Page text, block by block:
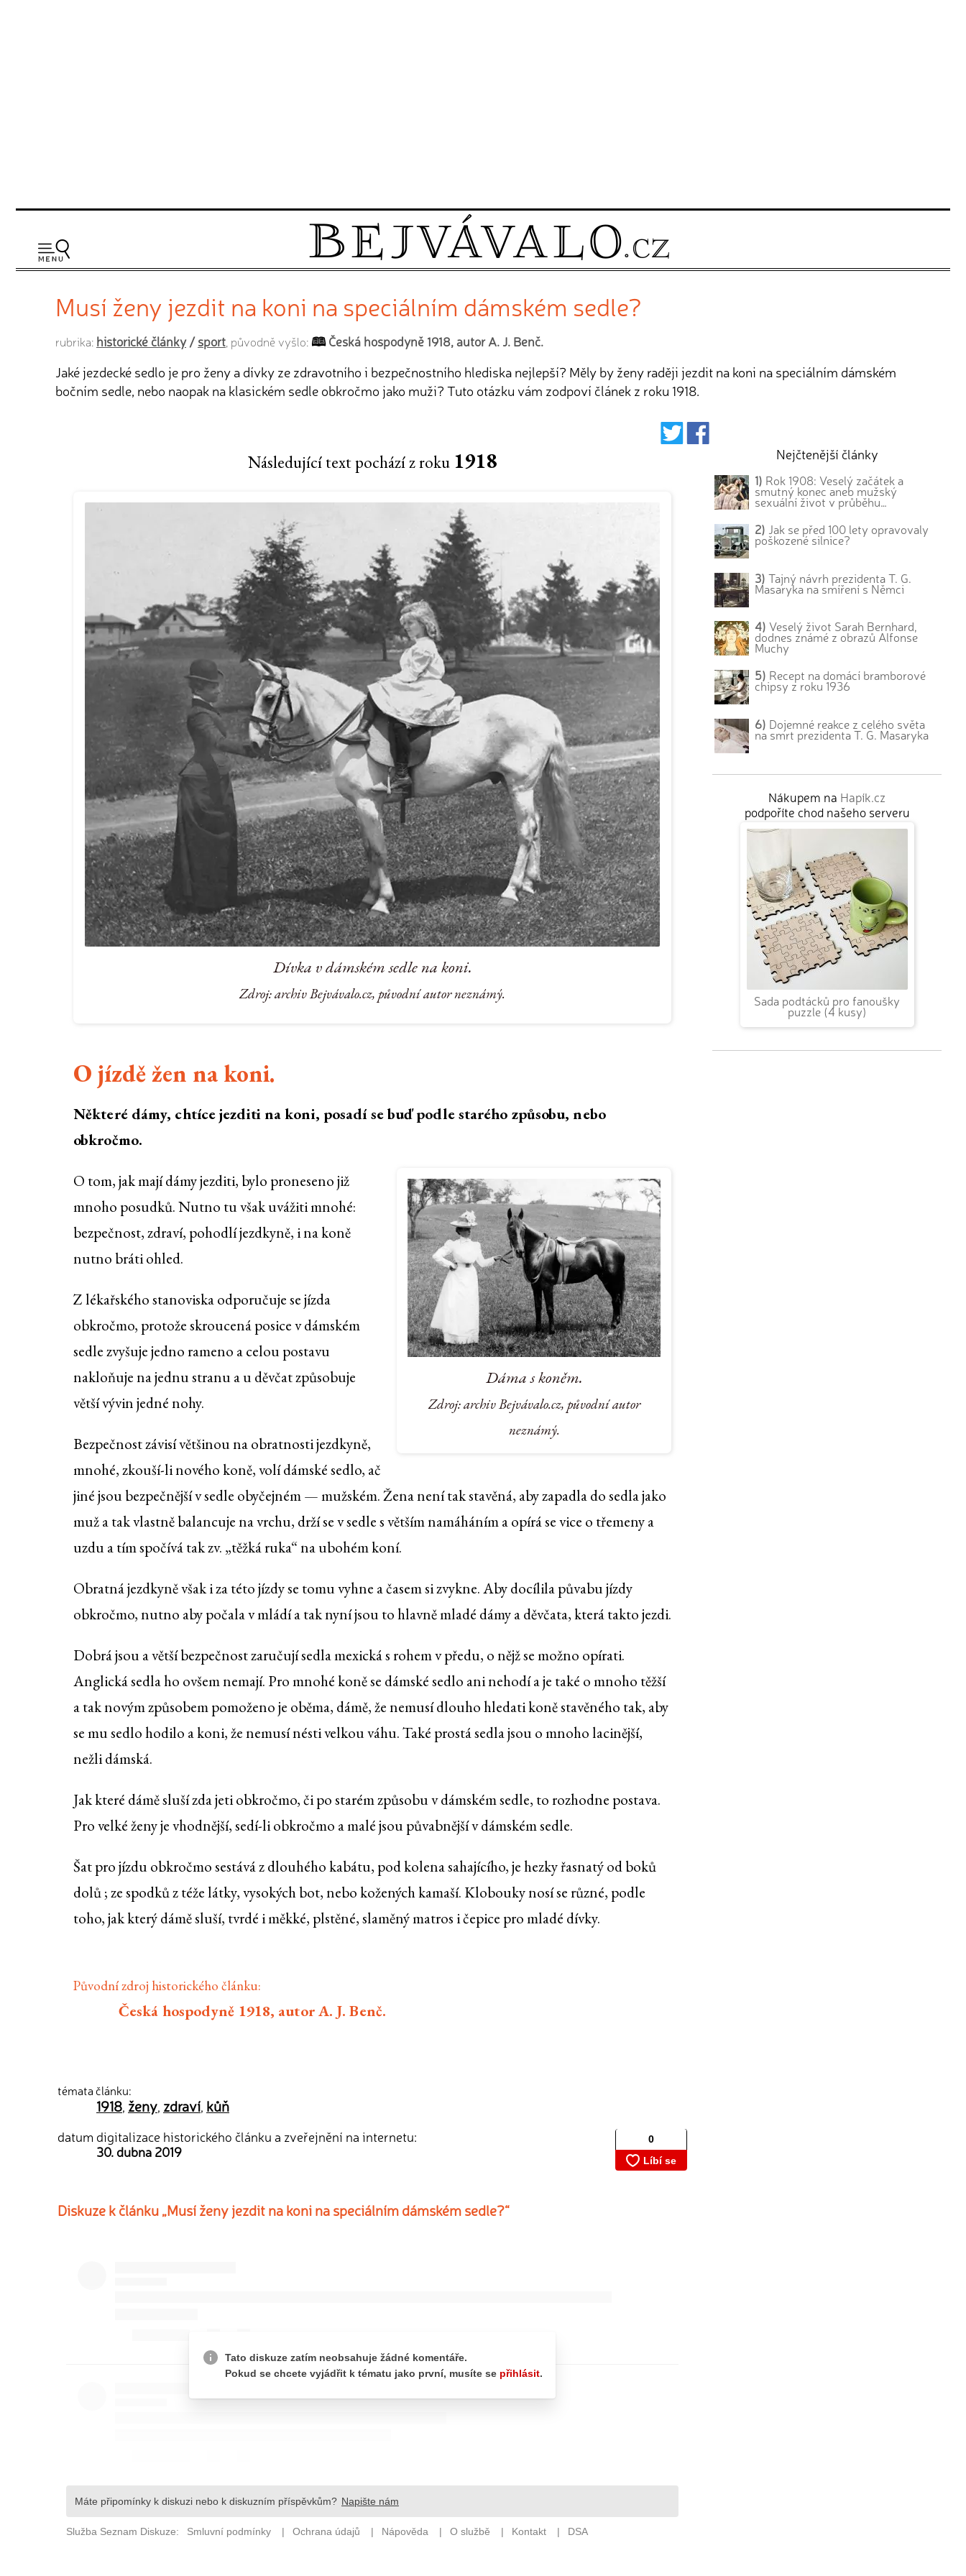
Musí ženy jezdit na koni na speciálním dámském sedle?
rubrika: historické články/sport , původně vyšlo: Česká hospodyně 1918, autor A. J. Benč.
Jaké jezdecké sedlo je pro ženy a dívky ze zdravotního i bezpečnostního hlediska nejlepší? Měly by ženy raději jezdit na koni na speciálním dámském
bočním sedle, nebo naopak na klasickém sedle obkročmo jako muži? Tuto otázku vám zodpoví článek z roku 1918.
Následující text pochází z roku 1918
Dívka v dámském sedle na koni.
Zdroj: archiv Bejvávalo.cz, původní autor neznámý.
O jízdě žen na koni.
Některé dámy, chtíce jezditi na koni, posadí se buď podle starého způsobu, nebo
obkročmo.
Dáma s koněm.
Zdroj: archiv Bejvávalo.cz, původní autor
neznámý.
O tom, jak mají dámy jezditi, bylo proneseno již
mnoho posudků. Nutno tu však uvážiti mnohé:
bezpečnost, zdraví, pohodlí jezdkyně, i na koně
nutno bráti ohled.
Z lékařského stanoviska odporučuje se jízda
obkročmo, protože skroucená posice v dámském
sedle zvyšuje jedno rameno a celou postavu
nakloňuje na jednu stranu a u děvčat způsobuje
větší vývin jedné nohy.
Bezpečnost závisí většinou na obratnosti jezdkyně,
mnohé, zkouší-li nového koně, volí dámské sedlo, ač
jiné jsou bezpečnější v sedle obyčejném — mužském. Žena není tak stavěná, aby zapadla do sedla jako
muž a tak vlastně balancuje na vrchu, drží se v sedle s větším namáháním a opírá se vice o třemeny a
uzdu a tím spočívá tak zv. „těžká ruka“ na ubohém koní.
Obratná jezdkyně však i za této jízdy se tomu vyhne a časem si zvykne. Aby docílila půvabu jízdy
obkročmo, nutno aby počala v mládí a tak nyní jsou to hlavně mladé dámy a děvčata, která takto jezdi.
Dobrá jsou a větší bezpečnost zaručují sedla mexická s rohem v předu, o nějž se možno opírati.
Anglická sedla ho ovšem nemají. Pro mnohé koně se dámské sedlo ani nehodí a je také o mnoho těžší
a tak novým způsobem pomoženo je oběma, dámě, že nemusí dlouho hledati koně stavěného tak, aby
se mu sedlo hodilo a koni, že nemusí nésti velkou váhu. Také prostá sedla jsou o mnoho lacinější,
nežli dámská.
Jak které dámě sluší zda jeti obkročmo, či po starém způsobu v dámském sedle, to rozhodne postava.
Pro velké ženy je vhodnější, sedí-li obkročmo a malé jsou půvabnější v dámském sedle.
Šat pro jízdu obkročmo sestává z dlouhého kabátu, pod kolena sahajícího, je hezky řasnatý od boků
dolů ; ze spodků z téže látky, vysokých bot, nebo kožených kamaší. Klobouky nosí se různé, podle
toho, jak který dámě sluší, tvrdé i měkké, plstěné, slaměný matros i čepice pro mladé dívky.
Původní zdroj historického článku:
Česká hospodyně 1918, autor A. J. Benč.
témata článku:
1918, ženy, zdraví, kůň
datum digitalizace historického článku a zveřejnění na internetu:
30. dubna 2019
Diskuze k článku „Musí ženy jezdit na koni na speciálním dámském sedle?“
Nejčtenější články
1) Rok 1908: Veselý začátek a
smutný konec aneb mužský
sexuální život v průběhu…
2) Jak se před 100 lety opravovaly
poškozené silnice?
3) Tajný návrh prezidenta T. G.
Masaryka na smíření s Němci
4) Veselý život Sarah Bernhard,
dodnes známé z obrazů Alfonse
Muchy
5) Recept na domácí bramborové
chipsy z roku 1936
6) Dojemné reakce z celého světa
na smrt prezidenta T. G. Masaryka
Nákupem na Hapík.cz
podpoříte chod našeho serveru
Sada podtácků pro fanoušky
puzzle (4 kusy)